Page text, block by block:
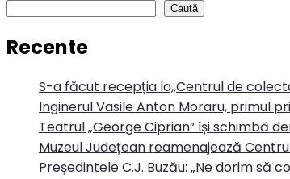
Caută
Recente
S-a făcut recepția la,,Centrul de
Inginerul Vasile Anton Moraru, primul
Teatrul „George Ciprian” își schimbă
Muzeul Județean reamenajează
Președintele C.J. Buzău: „Ne dorim să